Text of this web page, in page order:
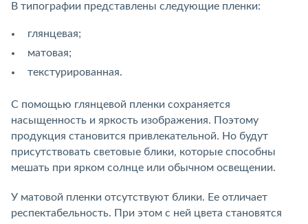
В типографии представлены следующие пленки:
глянцевая;
матовая;
текстурированная.
С помощью глянцевой пленки сохраняется
насыщенность и яркость изображения. Поэтому
продукция становится привлекательной. Но будут
присутствовать световые блики, которые способны
мешать при ярком солнце или обычном освещении.
У матовой пленки отсутствуют блики. Ее отличает
респектабельность. При этом с ней цвета становятся